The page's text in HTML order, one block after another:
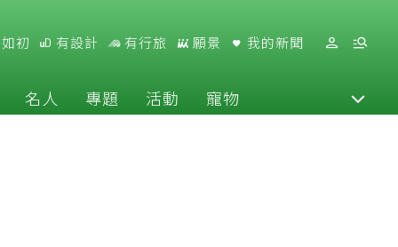
初 有設計 有行旅 願景 我的新聞
名人 專題 活動 寵物